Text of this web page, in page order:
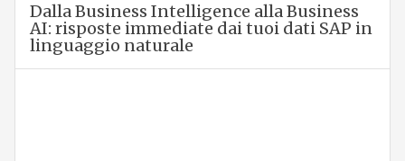
Dalla Business Intelligence alla Business
AI: risposte immediate dai tuoi dati SAP in
linguaggio naturale